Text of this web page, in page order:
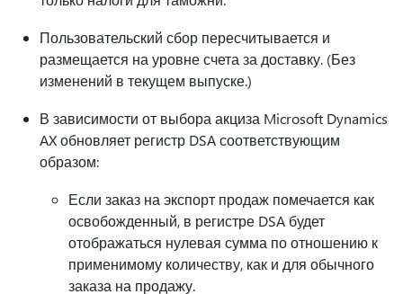
Пользовательский сбор пересчитывается и
размещается на уровне счета за доставку. (Без
изменений в текущем выпуске.)
В зависимости от выбора акциза Microsoft Dynamics
AX обновляет регистр DSA соответствующим
образом:
Если заказ на экспорт продаж помечается как
освобожденный, в регистре DSA будет
отображаться нулевая сумма по отношению к
применимому количеству, как и для обычного
заказа на продажу.